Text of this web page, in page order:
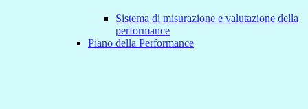
Sistema di misurazione e valutazione della
performance
Piano della Performance